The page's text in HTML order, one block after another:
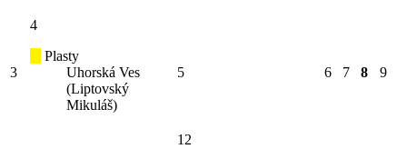
3
4
Plasty
Uhorská Ves
(Liptovský
Mikuláš)
5 6 7 8 9
12